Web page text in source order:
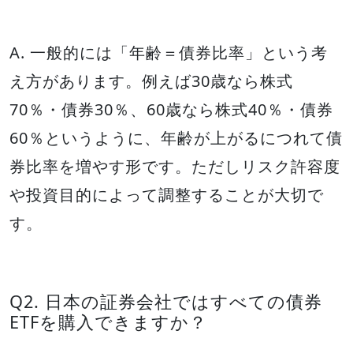
A. 一般的には「年齢＝債券比率」という考
え方があります。例えば30歳なら株式
70％・債券30％、60歳なら株式40％・債券
60％というように、年齢が上がるにつれて債
券比率を増やす形です。ただしリスク許容度
や投資目的によって調整することが大切で
す。
Q2. 日本の証券会社ではすべての債券
ETFを購入できますか？